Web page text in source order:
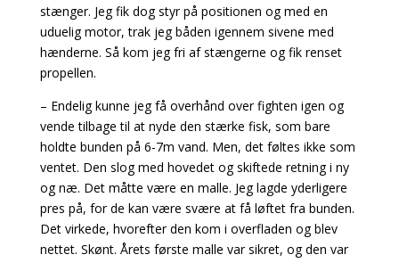
stænger. Jeg fik dog styr på positionen og med en
uduelig motor, trak jeg båden igennem sivene med
hænderne. Så kom jeg fri af stængerne og fik renset
propellen.
– Endelig kunne jeg få overhånd over fighten igen og
vende tilbage til at nyde den stærke fisk, som bare
holdte bunden på 6-7m vand. Men, det føltes ikke som
ventet. Den slog med hovedet og skiftede retning i ny
og næ. Det måtte være en malle. Jeg lagde yderligere
pres på, for de kan være svære at få løftet fra bunden.
Det virkede, hvorefter den kom i overfladen og blev
nettet. Skønt. Årets første malle var sikret, og den var